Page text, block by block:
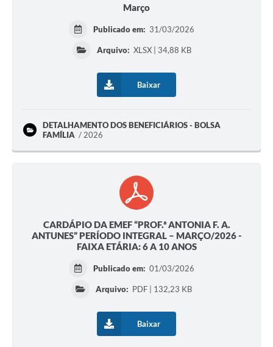
Março
Publicado em: 31/03/2026
Arquivo: XLSX | 34,88 KB
Baixar
DETALHAMENTO DOS BENEFICIÁRIOS - BOLSA
FAMÍLIA
2026
CARDÁPIO DA EMEF “PROF.ª ANTONIA F. A.
ANTUNES” PERÍODO INTEGRAL – MARÇO/2026 -
FAIXA ETÁRIA: 6 A 10 ANOS
Publicado em: 01/03/2026
Arquivo: PDF | 132,23 KB
Baixar